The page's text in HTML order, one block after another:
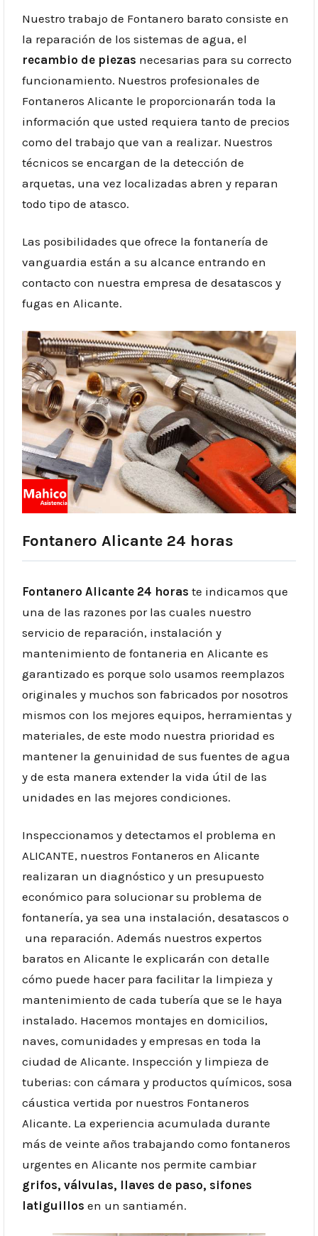
Nuestro trabajo de Fontanero barato consiste en
la reparación de los sistemas de agua, el
recambio de piezas necesarias para su correcto
funcionamiento. Nuestros profesionales de
Fontaneros Alicante le proporcionarán toda la
información que usted requiera tanto de precios
como del trabajo que van a realizar. Nuestros
técnicos se encargan de la detección de
arquetas, una vez localizadas abren y reparan
todo tipo de atasco.
Las posibilidades que ofrece la fontanería de
vanguardia están a su alcance entrando en
contacto con nuestra empresa de desatascos y
fugas en Alicante.
Fontanero Alicante 24 horas
Fontanero Alicante 24 horas te indicamos que
una de las razones por las cuales nuestro
servicio de reparación, instalación y
mantenimiento de fontaneria en Alicante es
garantizado es porque solo usamos reemplazos
originales y muchos son fabricados por nosotros
mismos con los mejores equipos, herramientas y
materiales, de este modo nuestra prioridad es
mantener la genuinidad de sus fuentes de agua
y de esta manera extender la vida útil de las
unidades en las mejores condiciones.
Inspeccionamos y detectamos el problema en
ALICANTE, nuestros Fontaneros en Alicante
realizaran un diagnóstico y un presupuesto
económico para solucionar su problema de
fontanería, ya sea una instalación, desatascos o
una reparación. Además nuestros expertos
baratos en Alicante le explicarán con detalle
cómo puede hacer para facilitar la limpieza y
mantenimiento de cada tubería que se le haya
instalado. Hacemos montajes en domicilios,
naves, comunidades y empresas en toda la
ciudad de Alicante. Inspección y limpieza de
tuberias: con cámara y productos químicos, sosa
cáustica vertida por nuestros Fontaneros
Alicante. La experiencia acumulada durante
más de veinte años trabajando como fontaneros
urgentes en Alicante nos permite cambiar
grifos, válvulas, llaves de paso, sifones
latiguillos en un santiamén.